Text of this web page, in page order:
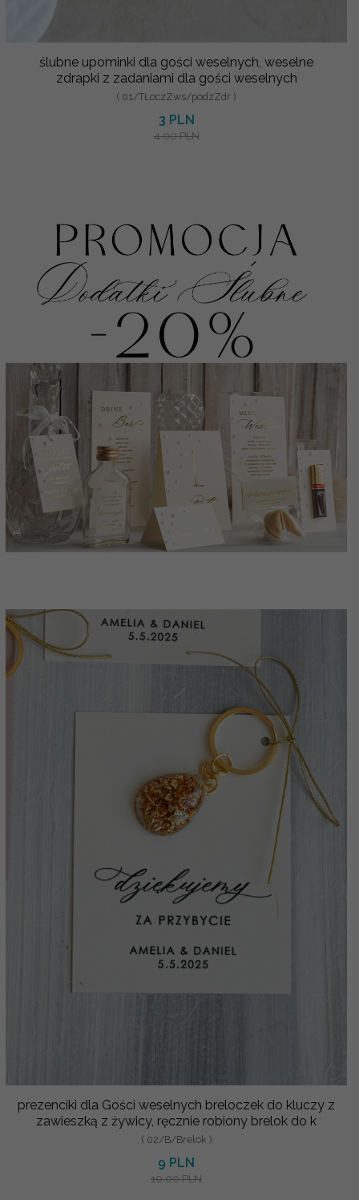
ślubne upominki dla gości weselnych, weselne
zdrapki z zadaniami dla gości weselnych
( 01/TŁoczZws/podzZdr )
3 PLN
4.00 PLN
prezenciki dla Gości weselnych breloczek do kluczy z
zawieszką z żywicy, ręcznie robiony brelok do k
( 02/B/Brelok )
9 PLN
10.00 PLN